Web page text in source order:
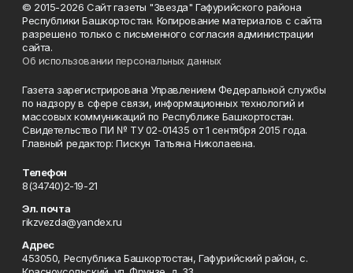
© 2015-2026 Сайт газеты "Звезда" Гафурийского района
Республики Башкортостан. Копирование материалов с сайта
разрешено только с письменного согласия администрации
сайта.
Об использовании персональных данных
Газета зарегистрирована Управлением Федеральной службы
по надзору в сфере связи, информационных технологий и
массовых коммуникаций по Республике Башкортостан.
Свидетельство ПИ № ТУ 02-01435 от 1 сентября 2015 года.
Главный редактор: Пискун Татьяна Николаевна.
Телефон
8(34740)2-19-21
Эл. почта
rikzvezda@yandex.ru
Адрес
453050, Республика Башкортостан, Гафурийский район, с.